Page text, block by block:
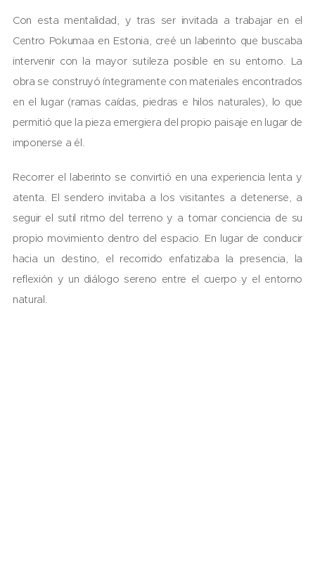
Con esta mentalidad, y tras ser invitada a trabajar en el
Centro Pokumaa en Estonia, creé un laberinto que buscaba
intervenir con la mayor sutileza posible en su entorno. La
obra se construyó íntegramente con materiales encontrados
en el lugar (ramas caídas, piedras e hilos naturales), lo que
permitió que la pieza emergiera del propio paisaje en lugar de
imponerse a él.
Recorrer el laberinto se convirtió en una experiencia lenta y
atenta. El sendero invitaba a los visitantes a detenerse, a
seguir el sutil ritmo del terreno y a tomar conciencia de su
propio movimiento dentro del espacio. En lugar de conducir
hacia un destino, el recorrido enfatizaba la presencia, la
reflexión y un diálogo sereno entre el cuerpo y el entorno
natural.